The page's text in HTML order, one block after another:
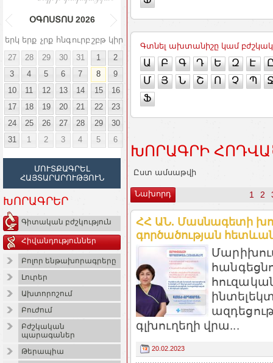
ՕԳՈՍՏՈՍ 2026
երկ երք չրք հնգուրբ շբթ կիր
27
28 29 30 31 1
2
3
4 5 6 7 8
9
10
11 12 13 14 15
16
17
18 19 20 21 22
23
24
25 26 27 28 29
30
31
1 2 3 4 5 6
ՄՈՒՏՔԱԳՐԵԼ
ՀԱՅՏԱՐԱՐՈՒԹՅՈՒՆ
ԽՈՐԱԳՐԵՐ
Գիտական բժշկություն
Հիվանդություններ
Բոլոր ենթախորագրերը
Լուրեր
Ախտորոշում
Բուժում
Բժշկական
պարագաներ
Թերապիա
Գտնել ախտանիշը կամ
Ա Բ Գ Դ Ե Զ Է
Մ
Յ Ն Շ Ո Չ Պ
Ֆ
ԽՈՐԱԳՐԻ
Ըստ ամսաթվի
Նախորդ 1 2
ՀՀ ԱՆ. Մասնագետի
գործածության
գլխուղեղի վրա...
20.02.2023